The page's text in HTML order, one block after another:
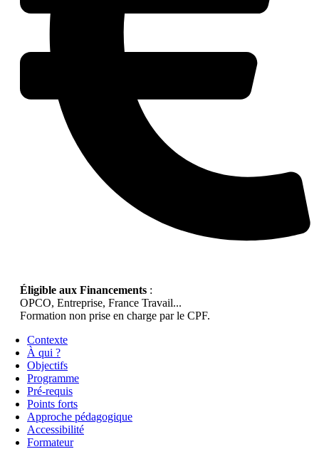
Éligible aux Financements :
OPCO, Entreprise, France Travail...
Formation non prise en charge par le CPF.
Contexte
À qui ?
Objectifs
Programme
Pré-requis
Points forts
Approche pédagogique
Accessibilité
Formateur